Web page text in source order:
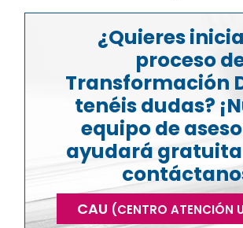
¿Quieres
proceso
Transformación
tenéis dudas?
equipo de
ayudará
CAU (CENTRO ATENCIÓN